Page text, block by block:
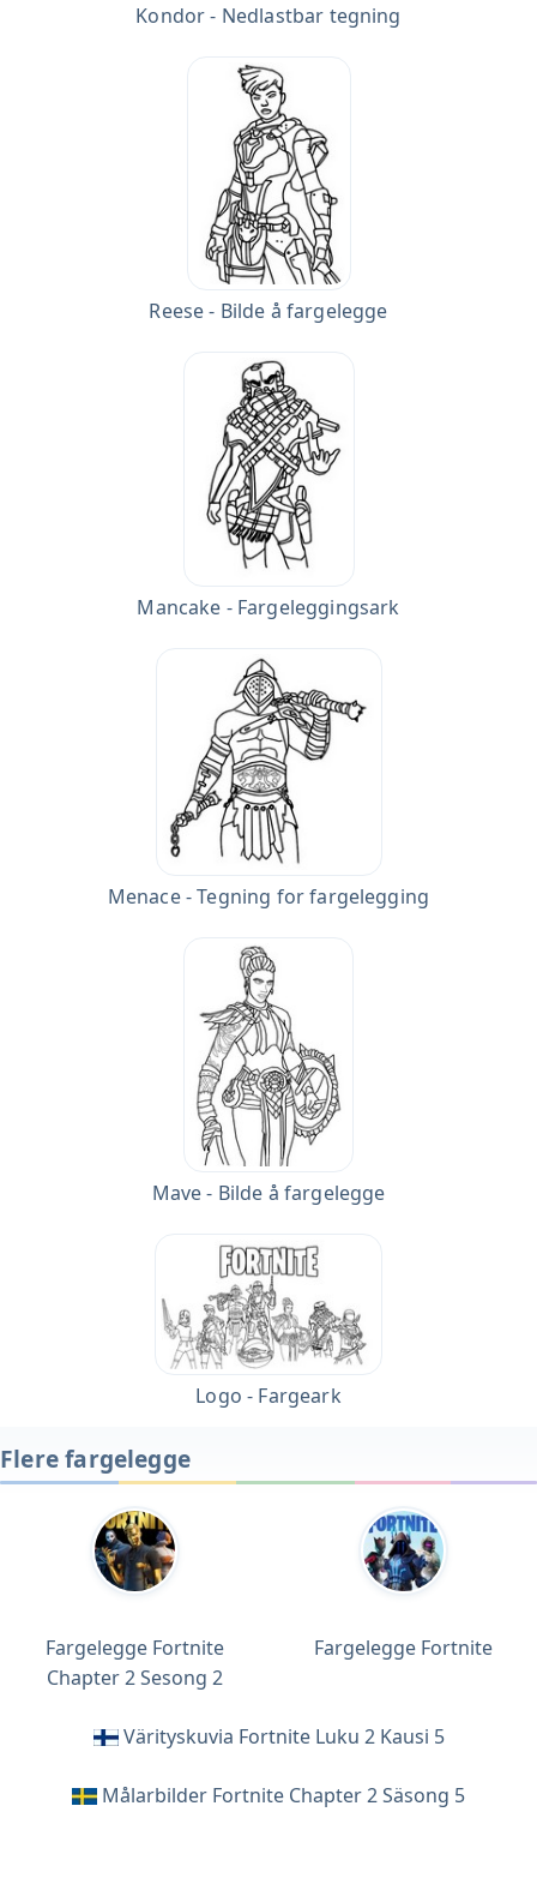
Kondor - Nedlastbar tegning
Reese - Bilde å fargelegge
Mancake - Fargeleggingsark
Menace - Tegning for fargelegging
Mave - Bilde å fargelegge
Logo - Fargeark
Flere fargelegge
Fargelegge Fortnite
Chapter 2 Sesong 2
Fargelegge Fortnite
Värityskuvia Fortnite Luku 2 Kausi 5
Målarbilder Fortnite Chapter 2 Säsong 5